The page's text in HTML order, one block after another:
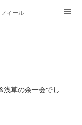
ィール
草の余一会でし